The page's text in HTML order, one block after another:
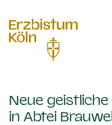
Neue
in Abtei